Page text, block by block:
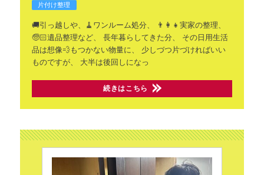
片付け整理
🚚引っ越しや、🧹ワンルーム処分、
👨‍👩‍👧実家の整理、
🧓🏻遺品整理など、
長年暮らしてきた分、
その日用生活
品は想像💨もつかない物量に、
少しづつ片づければいい
ものですが、
大半は後回しになっ
続きはこちら